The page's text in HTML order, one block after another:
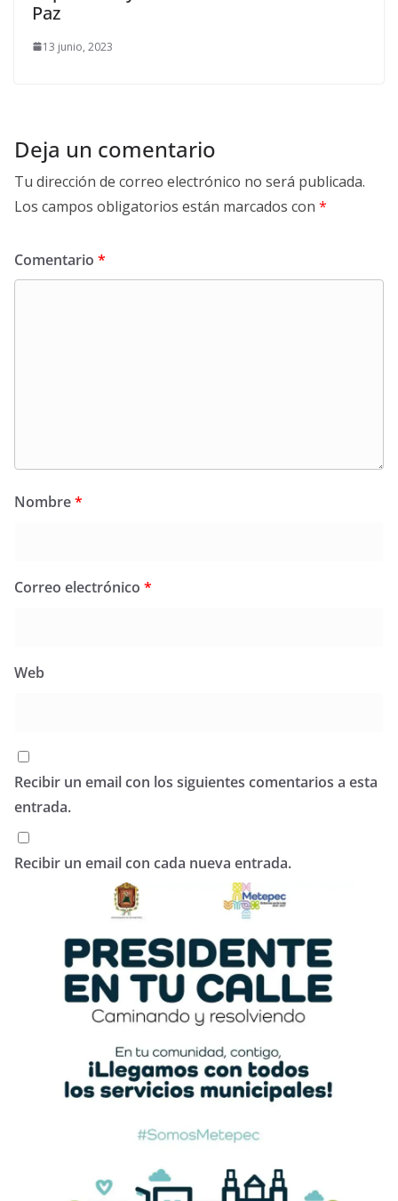
Paz
13 junio, 2023
Deja un comentario
Tu dirección de correo electrónico no será publicada.
Los campos obligatorios están marcados con *
Comentario *
Nombre*
Correo electrónico *
Web
Recibir un email con los siguientes comentarios a esta
entrada.
Recibir un email con cada nueva entrada.